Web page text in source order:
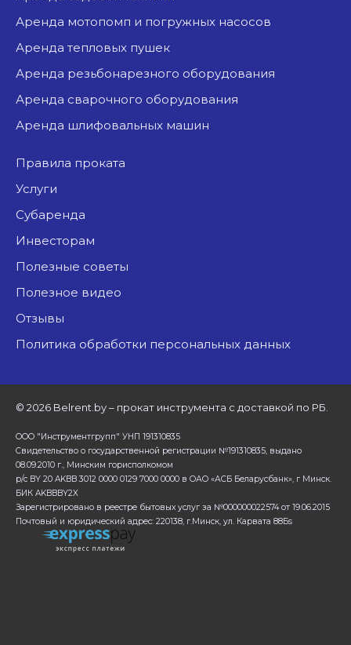
аренда мотопомп и погружных насосов
аренда тепловых пушек
аренда резьбонарезного оборудования
аренда сварочного оборудования
аренда шлифовальных машин
Правила проката
Услуги
Субаренда
Инвесторам
Полезные советы
Полезное видео
Отзывы
Политика обработки персональных данных
© 2026 Belrent.by – прокат инструмента с доставкой по РБ.
ООО "Инструментгрупп" УНП 191310835
Свидетельство о государственной регистрации №191310835, выдано
08.09.2010 г., Минским горисполкомом
р/с BY 20 AKBB 3012 0000 0129 7000 0000 в ОАО «АСБ Беларусбанк», г Минск.
БИК AKBBBY2X
Зарегистрировано в реестре бытовых услуг за №000000022574 от 19.06.2015
Почтовый и юридический адрес: 220138, г.Минск, ул. Карвата 88Бs